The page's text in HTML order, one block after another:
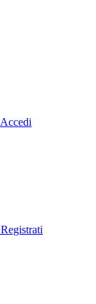
Accedi
Registrati